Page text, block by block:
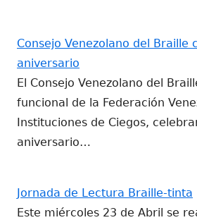
Consejo Venezolano del Braille
aniversario
El Consejo Venezolano del
funcional de la Federación
Instituciones de Ciegos,
aniversario…
Jornada de Lectura Braille-tinta
Este miércoles 23 de Abril se